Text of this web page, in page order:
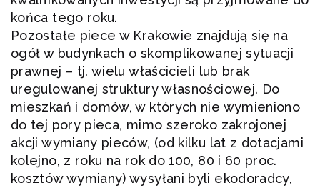
końca tego roku.
Pozostałe piece w Krakowie znajdują się na
ogół w budynkach o skomplikowanej sytuacji
prawnej – tj. wielu właścicieli lub brak
uregulowanej struktury własnościowej. Do
mieszkań i domów, w których nie wymieniono
do tej pory pieca, mimo szeroko zakrojonej
akcji wymiany pieców, (od kilku lat z dotacjami
kolejno, z roku na rok do 100, 80 i 60 proc.
kosztów wymiany) wysyłani byli ekodoradcy,